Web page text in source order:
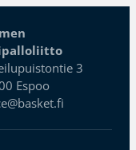
3
Espoo